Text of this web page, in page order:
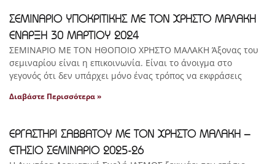
ΣΕΜΙΝΑΡΙΟ ΥΠΟΚΡΙΤΙΚΗΣ ΜΕ ΤΟΝ ΧΡΗΣΤΟ ΜΑΛΑΚΗ
ΕΝΑΡΞΗ 30 ΜΑΡΤΙΟΥ 2024
ΣΕΜΙΝΑΡΙΟ ΜΕ ΤΟΝ ΗΘΟΠΟΙΟ ΧΡΗΣΤΟ ΜΑΛΑΚΗ Άξονας του
σεμιναρίου είναι η επικοινωνία. Είναι το άνοιγμα στο
γεγονός ότι δεν υπάρχει μόνο ένας τρόπος να εκφράσεις
Διαβάστε Περισσότερα »
ΕΡΓΑΣΤΗΡΙ ΣΑΒΒΑΤΟΥ ΜΕ ΤΟΝ ΧΡΗΣΤΟ ΜΑΛΑΚΗ –
ΕΤΗΣΙΟ ΣΕΜΙΝΑΡΙΟ 2025-26